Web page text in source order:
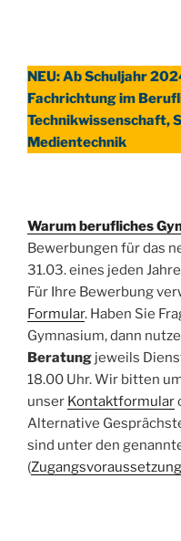
NEU: Ab Schuljahr
Fachrichtung im
Technikwissenschaft,
Medientechnik
Warum berufliches
Bewerbungen für das
31.03. eines jeden
Für Ihre Bewerbung
Formular. Haben Sie
Gymnasium, dann
Beratung jeweils
18.00 Uhr. Wir bitten
unser Kontaktformular
Alternative
sind unter den
(